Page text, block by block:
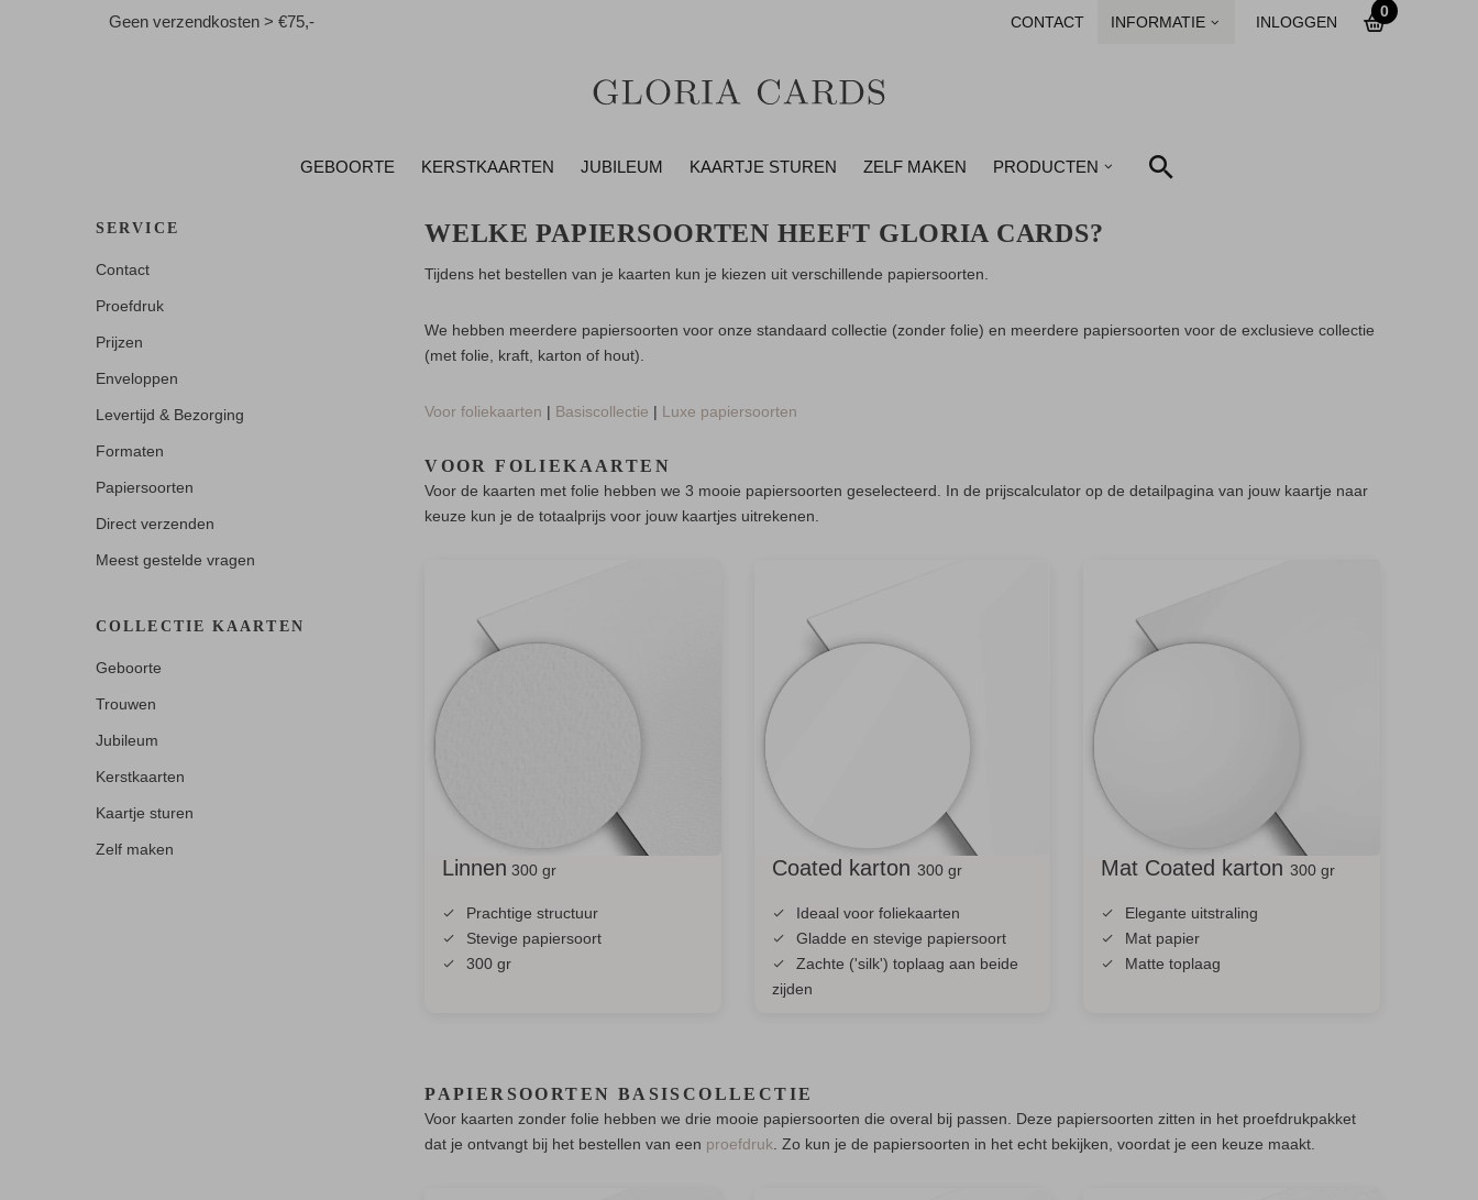
Geen verzendkosten > €75,- CONTACT INFORMATIE INLOGGEN
0
GEBOORTE KERSTKAARTEN JUBILEUM KAARTJE STUREN ZELF MAKEN PRODUCTEN
SERVICE
Contact
Proefdruk
Prijzen
Enveloppen
Levertijd & Bezorging
Formaten
Papiersoorten
Direct verzenden
Meest gestelde vragen
COLLECTIE KAARTEN
Geboorte
Trouwen
Jubileum
Kerstkaarten
Kaartje sturen
Zelf maken
WELKE PAPIERSOORTEN HEEFT GLORIA CARDS?
Tijdens het bestellen van je kaarten kun je kiezen uit verschillende papiersoorten.
We hebben meerdere papiersoorten voor onze standaard collectie (zonder folie) en meerdere papiersoorten voor de exclusieve collectie
(met folie, kraft, karton of hout).
Voor foliekaarten | Basiscollectie | Luxe papiersoorten
VOOR FOLIEKAARTEN
Voor de kaarten met folie hebben we 3 mooie papiersoorten geselecteerd. In de prijscalculator op de detailpagina van jouw kaartje naar
keuze kun je de totaalprijs voor jouw kaartjes uitrekenen.
Linnen 300 gr
Prachtige structuur
Stevige papiersoort
300 gr
Coated karton 300 gr
Ideaal voor foliekaarten
Gladde en stevige papiersoort
Zachte ('silk') toplaag aan beide
zijden
Mat Coated karton300 gr
Elegante uitstraling
Mat papier
Matte toplaag
PAPIERSOORTEN BASISCOLLECTIE
Voor kaarten zonder folie hebben we drie mooie papiersoorten die overal bij passen. Deze papiersoorten zitten in het proefdrukpakket
dat je ontvangt bij het bestellen van een proefdruk. Zo kun je de papiersoorten in het echt bekijken, voordat je een keuze maakt.